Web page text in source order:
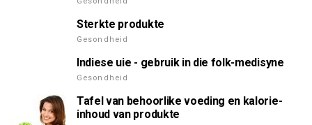
Sterkte produkte
Gesondheid
Indiese uie - gebruik in die folk-medisyne
Gesondheid
Tafel van behoorlike voeding en kalorie-
inhoud van produkte